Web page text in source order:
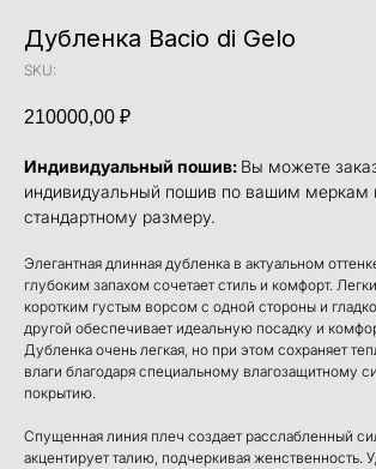
Дубленка Bacio di Gelo
SKU:
210000,00 ₽
Индивидуальный пошив: Вы можете
индивидуальный пошив по вашим меркам
стандартному размеру.
Элегантная длинная дубленка в актуальном
глубоким запахом сочетает стиль и комфорт.
коротким густым ворсом с одной стороны и
другой обеспечивает идеальную посадку и
Дубленка очень легкая, но при этом сохраняет
влаги благодаря специальному влагозащитному
покрытию.
Спущенная линия плеч создает расслабленный
акцентирует талию, подчеркивая женственность.